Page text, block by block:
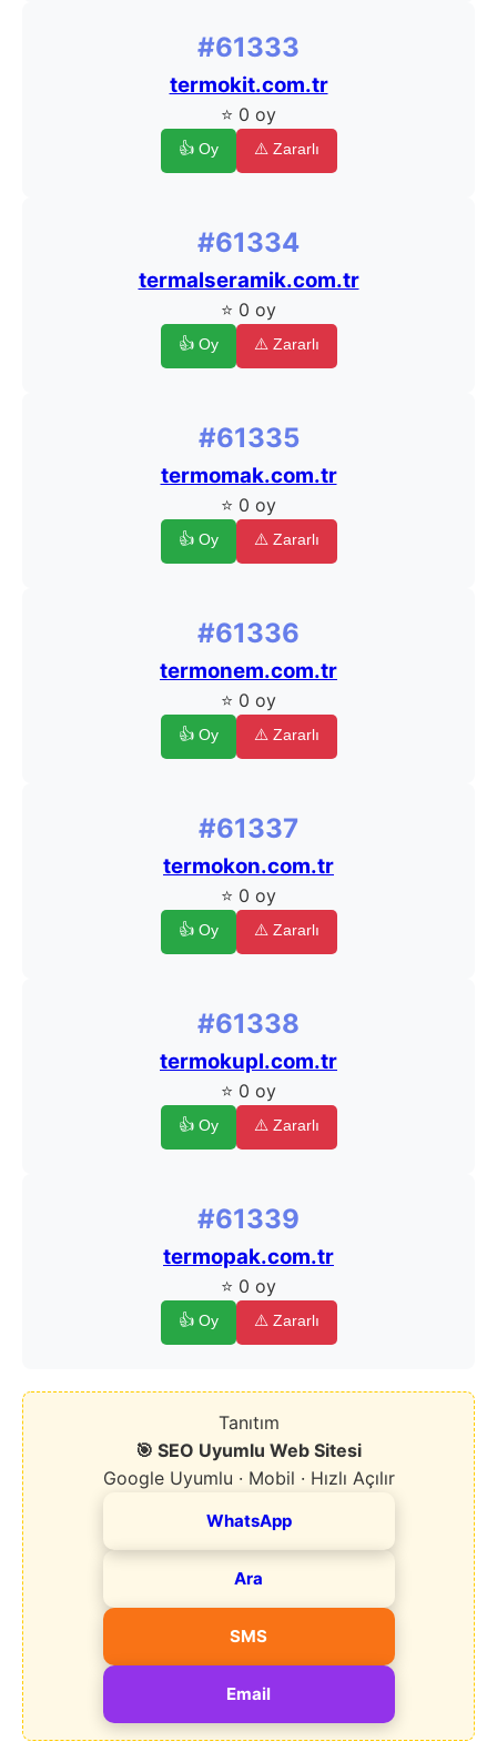
#61333
termokit.com.tr
⭐ 0 oy
👍 Oy ⚠️ Zararlı
#61334
termalseramik.com.tr
⭐ 0 oy
👍 Oy ⚠️ Zararlı
#61335
termomak.com.tr
⭐ 0 oy
👍 Oy ⚠️ Zararlı
#61336
termonem.com.tr
⭐ 0 oy
👍 Oy ⚠️ Zararlı
#61337
termokon.com.tr
⭐ 0 oy
👍 Oy ⚠️ Zararlı
#61338
termokupl.com.tr
⭐ 0 oy
👍 Oy ⚠️ Zararlı
#61339
termopak.com.tr
⭐ 0 oy
👍 Oy ⚠️ Zararlı
Tanıtım
🎯 SEO Uyumlu Web Sitesi
Google Uyumlu · Mobil · Hızlı Açılır
WhatsApp
Ara
SMS
Email